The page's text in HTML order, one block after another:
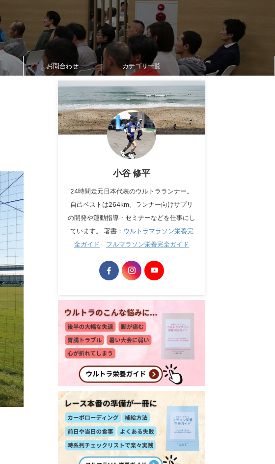
お問合わせ カテゴリ一覧
小谷 修平
24時間走元日本代表のウルトラランナー。
自己ベストは264km。ランナー向けサプリ
の開発や運動指導・セミナーなどを仕事にし
ています。 著書： ウルトラマラソン栄養完
全ガイド
フルマラソン栄養完全ガイド